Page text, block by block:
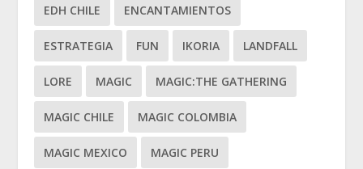
EDH CHILE ENCANTAMIENTOS
ESTRATEGIA FUN IKORIA LANDFALL
LORE MAGIC MAGIC:THE GATHERING
MAGIC CHILE MAGIC COLOMBIA
MAGIC MEXICO MAGIC PERU